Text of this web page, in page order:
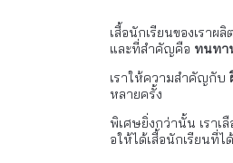
เสื้อนักเรียนของเราผลิ
และที่สำคัญคือ ทนทา
เราให้ความสำคัญกับ
หลายครั้ง
พิเศษยิ่งกว่านั้น เรา
อให้ได้เสื้อนักเรียนที่